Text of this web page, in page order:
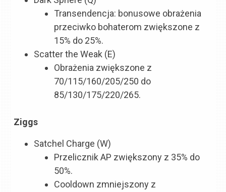
Transendencja: bonusowe obrażenia
przeciwko bohaterom zwiększone z
15% do 25%.
Scatter the Weak (E)
Obrażenia zwiększone z
70/115/160/205/250 do
85/130/175/220/265.
Ziggs
Satchel Charge (W)
Przelicznik AP zwiększony z 35% do
50%.
Cooldown zmniejszony z